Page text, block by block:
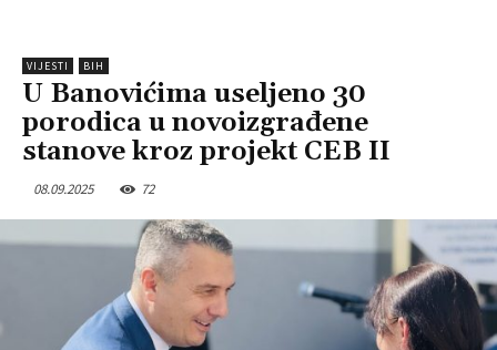
VIJESTI BIH
U Banovićima useljeno 30
porodica u novoizgrađene
stanove kroz projekt CEB II
08.09.2025 72